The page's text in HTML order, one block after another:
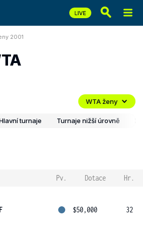
2001
WTA ženy
turnaje Turnaje nižší úrovně
Pv. Dotace
Hr.
$50,000
32